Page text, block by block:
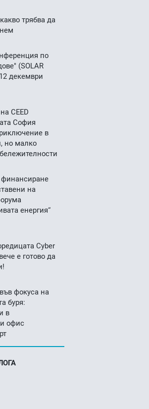
трябва да
по
(SOLAR
декември
CEED
София
в
но малко
на
енергия“
Cyber
е готово да
фокуса на
буря:
в
офис